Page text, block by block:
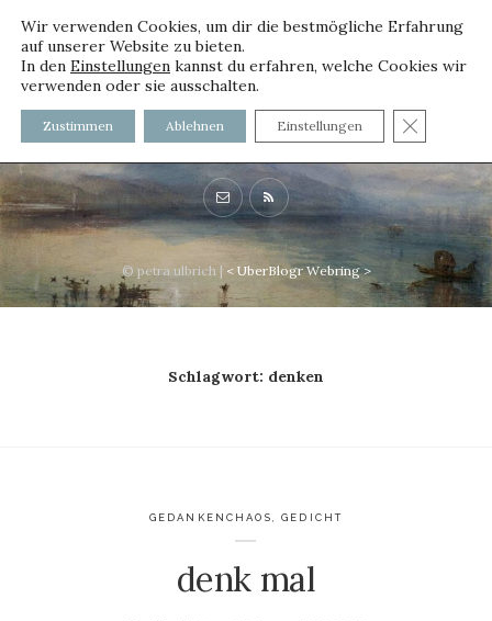
voller worte - mit und ohne
Innenfutter
© petra ulbrich | < UberBlogr Webring >
Schlagwort: denken
GEDANKENCHAOS ,GEDICHT
denk mal
Wir verwenden Cookies, um dir die bestmögliche Erfahrung
auf unserer Website zu bieten.
In den Einstellungen kannst du erfahren, welche Cookies wir
verwenden oder sie ausschalten.
Zustimmen Ablehnen Einstellungen GDPR